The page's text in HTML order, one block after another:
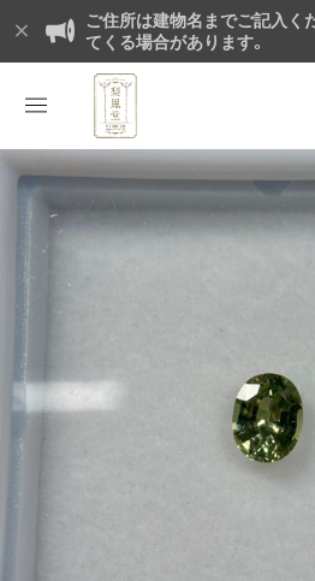
ご住所は建物名までご記入く
てくる場合があります。